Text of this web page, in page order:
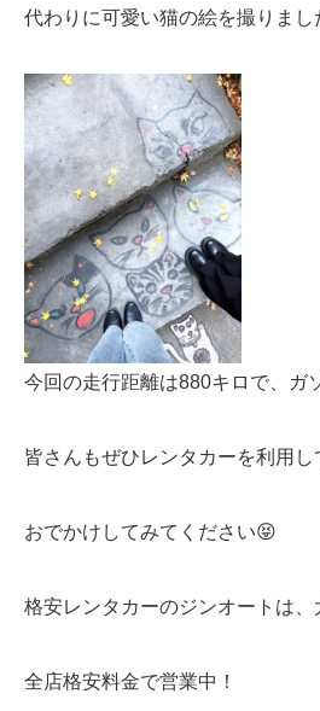
代わりに可愛い猫の絵を撮りまし
今回の走行距離は880キロで、ガ
皆さんもぜひレンタカーを利用し
おでかけしてみてください😝
格安レンタカーのジンオートは
全店格安料金で営業中！